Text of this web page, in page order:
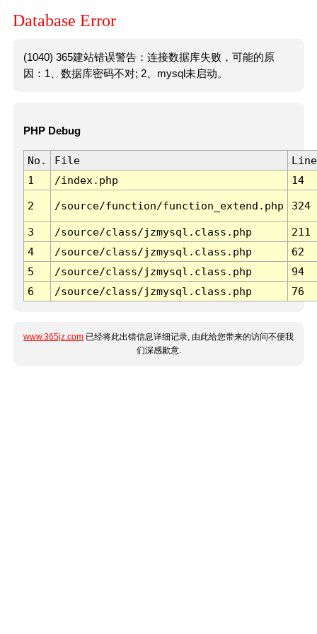
Database Error
(1040) 365建站错误警告：连接数据库失败，可能的原
因：1、数据库密码不对; 2、mysql未启动。
PHP Debug
No. File
Line
1
/index.php 14
2 /source/function/function_extend.php 324
3 /source/class/jzmysql.class.php
211
4
/source/class/jzmysql.class.php
62
5
/source/class/jzmysql.class.php
94
6
/source/class/jzmysql.class.php 76
www.365jz.com 已经将此出错信息详细记录, 由此给您带来的访问不便我
们深感歉意.